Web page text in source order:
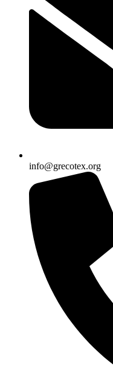
info@grecotex.org